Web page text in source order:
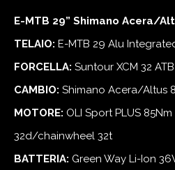
E-MTB 29” Shimano Acera/
TELAIO: E-MTB 29 Alu
FORCELLA: Suntour XCM 32
CAMBIO: Shimano Acera/Altus
MOTORE: OLI Sport PLUS
32d/chainwheel 32t
BATTERIA: Green Way Li-Ion